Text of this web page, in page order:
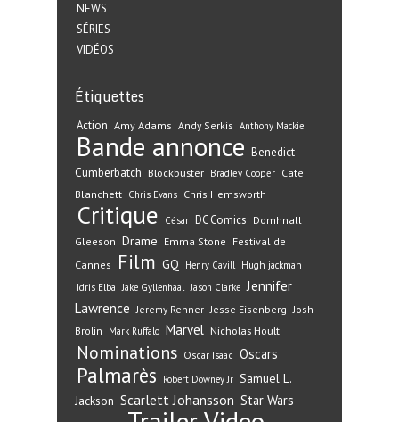
NEWS
SÉRIES
VIDÉOS
Étiquettes
Action Amy Adams Andy Serkis Anthony Mackie
Bande annonce Benedict
Cumberbatch Blockbuster Bradley Cooper Cate
Blanchett Chris Evans Chris Hemsworth
Critique César DC Comics Domhnall
Gleeson Drame Emma Stone Festival de
Cannes
Film GQ Henry Cavill Hugh jackman
Idris Elba Jake Gyllenhaal Jason Clarke Jennifer
Lawrence Jeremy Renner Jesse Eisenberg Josh
Brolin
Mark Ruffalo Marvel Nicholas Hoult
Nominations Oscar Isaac Oscars
Palmarès Robert Downey Jr Samuel L.
Jackson Scarlett Johansson Star Wars